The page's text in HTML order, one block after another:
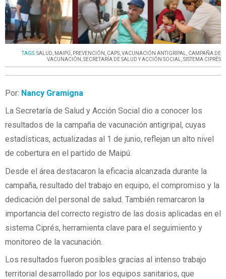
TAGS:SALUD, MAIPÚ, PREVENCIÓN , CAPS,VACUNACIÓN ANTIGRIPAL, CAMPAÑA DE
VACUNACIÓN ,SECRETARÍA DE SALUD Y ACCIÓN SOCIAL,SISTEMA CIPRÉS
Por: Nancy Gramigna
La Secretaría de Salud y Acción Social dio a conocer los
resultados de la campaña de vacunación antigripal, cuyas
estadísticas, actualizadas al 1 de junio, reflejan un alto nivel
de cobertura en el partido de Maipú.
Desde el área destacaron la eficacia alcanzada durante la
campaña, resultado del trabajo en equipo, el compromiso y la
dedicación del personal de salud. También remarcaron la
importancia del correcto registro de las dosis aplicadas en el
sistema Ciprés, herramienta clave para el seguimiento y
monitoreo de la vacunación.
Los resultados fueron posibles gracias al intenso trabajo
territorial desarrollado por los equipos sanitarios, que